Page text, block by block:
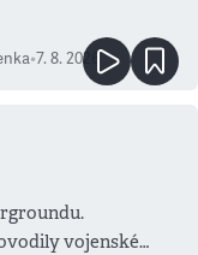
•7. 8. 2026
vojenské